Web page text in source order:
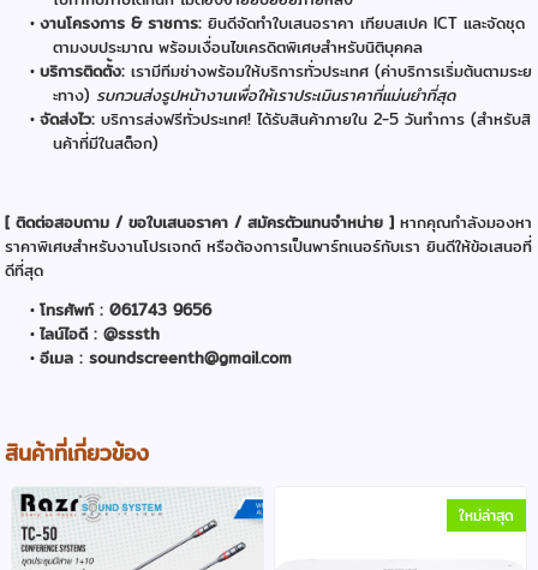
งานโครงการ & ราชการ:ยินดีจัดทำใบเสนอราคา เทียบสเปค ICT และจัดชุด
ตามงบประมาณ พร้อมเงื่อนไขเครดิตพิเศษสำหรับนิติบุคคล
บริการติดตั้ง:เรามีทีมช่างพร้อมให้บริการทั่วประเทศ (ค่าบริการเริ่มต้นตามระย
ะทาง)รบกวนส่งรูปหน้างานเพื่อให้เราประเมินราคาที่แม่นยำที่สุด
จัดส่งไว:บริการส่งฟรีทั่วประเทศ! ได้รับสินค้าภายใน 2-5 วันทำการ (สำหรับสิ
นค้าที่มีในสต็อก)
[ ติดต่อสอบถาม / ขอใบเสนอราคา / สมัครตัวแทนจำหน่าย ]หากคุณกำลังมองหา
ราคาพิเศษสำหรับงานโปรเจกต์ หรือต้องการเป็นพาร์ทเนอร์กับเรา ยินดีให้ข้อเสนอที่
ดีที่สุด
โทรศัพท์ : 061743 9656
ไลน์ไอดี : @sssth
อีเมล : soundscreenth@gmail.com
สินค้าที่เกี่ยวข้อง
ใหม่ล่าสุด